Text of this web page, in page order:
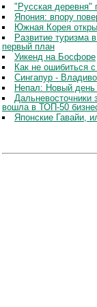
"Русская деревня"
Япония: впору
Южная Корея
Развитие туризма
первый план
Уикенд на Босфоре
Как не ошибиться
Сингапур -
Непал: Новый день
вошла в ТОП-50
Японские Гавайи,